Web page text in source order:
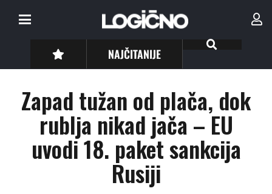
NAJČITANIJE
Zapad tužan od plača, dok
rublja nikad jača – EU
uvodi 18. paket sankcija
Rusiji